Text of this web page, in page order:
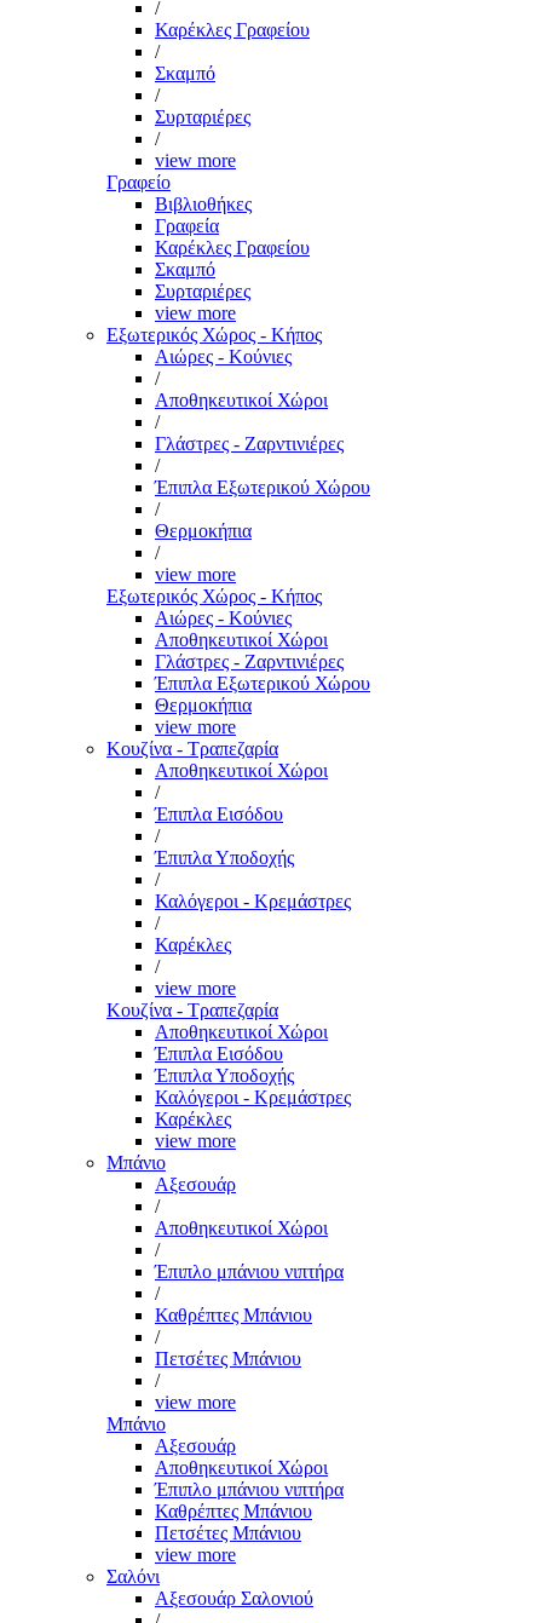
/
Καρέκλες Γραφείου
/
Σκαμπό
/
Συρταριέρες
/
view more
Γραφείο
Βιβλιοθήκες
Γραφεία
Καρέκλες Γραφείου
Σκαμπό
Συρταριέρες
view more
Εξωτερικός Χώρος - Κήπος
Αιώρες - Κούνιες
/
Αποθηκευτικοί Χώροι
/
Γλάστρες - Ζαρντινιέρες
/
Έπιπλα Εξωτερικού Χώρου
/
Θερμοκήπια
/
view more
Εξωτερικός Χώρος - Κήπος
Αιώρες - Κούνιες
Αποθηκευτικοί Χώροι
Γλάστρες - Ζαρντινιέρες
Έπιπλα Εξωτερικού Χώρου
Θερμοκήπια
view more
Κουζίνα - Τραπεζαρία
Αποθηκευτικοί Χώροι
/
Έπιπλα Εισόδου
/
Έπιπλα Υποδοχής
/
Καλόγεροι - Κρεμάστρες
/
Καρέκλες
/
view more
Κουζίνα - Τραπεζαρία
Αποθηκευτικοί Χώροι
Έπιπλα Εισόδου
Έπιπλα Υποδοχής
Καλόγεροι - Κρεμάστρες
Καρέκλες
view more
Μπάνιο
Αξεσουάρ
/
Αποθηκευτικοί Χώροι
/
Έπιπλο μπάνιου νιπτήρα
/
Καθρέπτες Μπάνιου
/
Πετσέτες Μπάνιου
/
view more
Μπάνιο
Αξεσουάρ
Αποθηκευτικοί Χώροι
Έπιπλο μπάνιου νιπτήρα
Καθρέπτες Μπάνιου
Πετσέτες Μπάνιου
view more
Σαλόνι
Αξεσουάρ Σαλονιού